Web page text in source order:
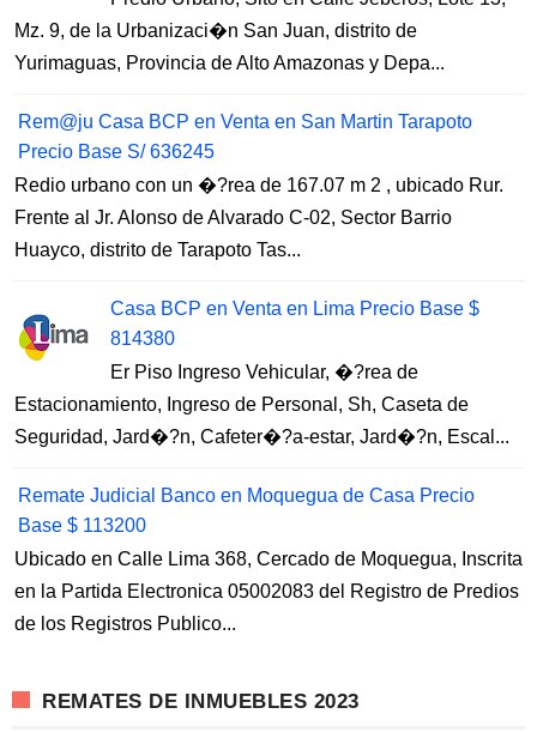
Mz. 9, de la Urbanizaci�n San Juan, distrito de
Yurimaguas, Provincia de Alto Amazonas y Depa...
Rem@ju Casa BCP en Venta en San Martin Tarapoto
Precio Base S/ 636245
Redio urbano con un �?rea de 167.07 m 2 , ubicado Rur.
Frente al Jr. Alonso de Alvarado C-02, Sector Barrio
Huayco, distrito de Tarapoto Tas...
Casa BCP en Venta en Lima Precio Base $
814380
Er Piso Ingreso Vehicular, �?rea de
Estacionamiento, Ingreso de Personal, Sh, Caseta de
Seguridad, Jard�?n, Cafeter�?a-estar, Jard�?n, Escal...
Remate Judicial Banco en Moquegua de Casa Precio
Base $ 113200
Ubicado en Calle Lima 368, Cercado de Moquegua, Inscrita
en la Partida Electronica 05002083 del Registro de Predios
de los Registros Publico...
REMATES DE INMUEBLES 2023